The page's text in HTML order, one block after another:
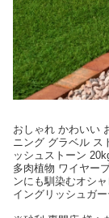
おしゃれ かわいい
ニング グラベル ス
ッシュストーン
多肉植物 ワイヤー
ンにも馴染むオシ
イングリッシュガ